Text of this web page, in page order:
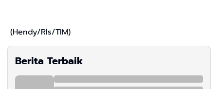
(Hendy/Rls/TIM)
Berita Terbaik